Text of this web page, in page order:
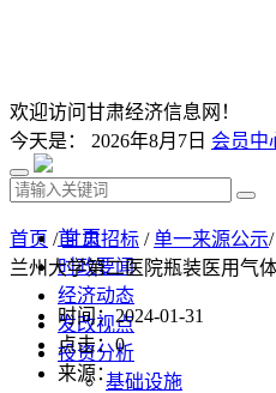
欢迎访问甘肃经济信息网！
今天是： 2026年8月7日 会员中
首 页
时政要闻
经济动态
发改视点
投资分析
基础设施
首页 /甘肃招标 /单一来源公示
兰州大学第二医院瓶装医用气
时间：2024-01-31
点击：0
来源：